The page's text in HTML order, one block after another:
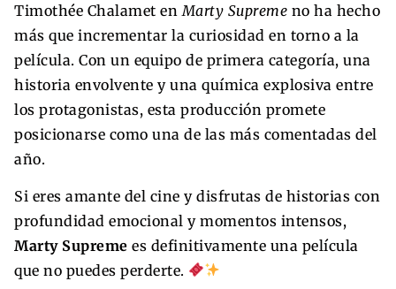
Timothée Chalamet en Marty Supreme no ha hecho
más que incrementar la curiosidad en torno a la
película. Con un equipo de primera categoría, una
historia envolvente y una química explosiva entre
los protagonistas, esta producción promete
posicionarse como una de las más comentadas del
año.
Si eres amante del cine y disfrutas de historias con
profundidad emocional y momentos intensos,
Marty Supreme es definitivamente una película
que no puedes perderte.